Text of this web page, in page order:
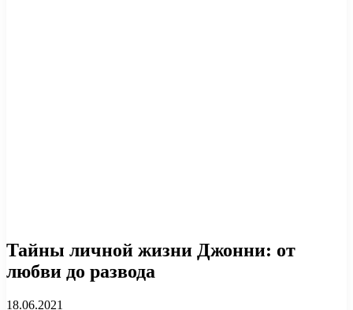
Тайны личной жизни Джонни: от
любви до развода
18.06.2021